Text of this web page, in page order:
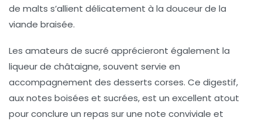
de malts s’allient délicatement à la douceur de la
viande braisée.
Les amateurs de sucré apprécieront également la
liqueurde châtaigne, souvent servie en
accompagnement des desserts corses. Ce digestif,
aux notes boisées et sucrées, est un excellent atout
pour conclure un repas sur une note conviviale et